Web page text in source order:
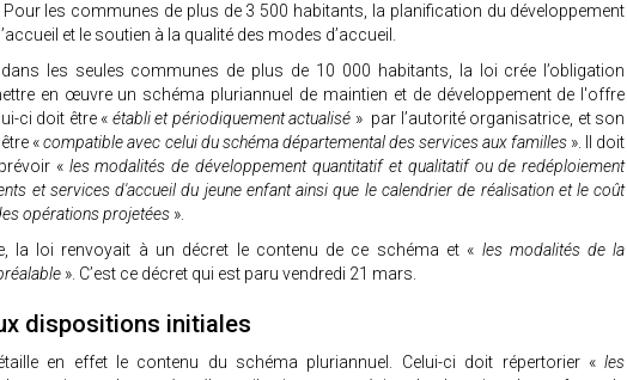
les communes de plus de 3 500 habitants, la planification du développement
et le soutien à la qualité des modes d’accueil.
les seules communes de plus de 10 000 habitants, la loi crée l’obligation
en œuvre un schéma pluriannuel de maintien et de développement de l'offre
ci doit être « établi et périodiquement actualisé » par l’autorité organisatrice, et son
«compatible avec celui du schéma départemental des services aux familles ». Il doit
« les modalités de développement quantitatif et qualitatif ou de redéploiement
et services d'accueil du jeune enfant ainsi que le calendrier de réalisation et le coût
opérations projetées ».
la loi renvoyait à un décret le contenu de ce schéma et « les modalités de la
». C’est ce décret qui est paru vendredi 21 mars.
dispositions initiales
en effet le contenu du schéma pluriannuel. Celui-ci doit répertorier «les